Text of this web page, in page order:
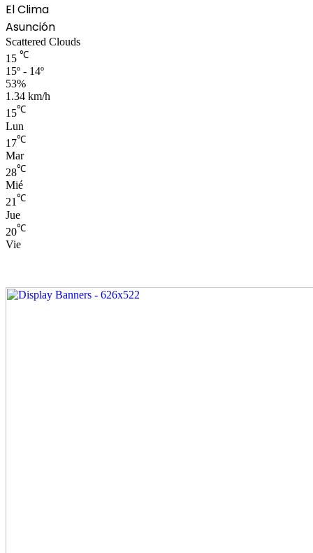
El Clima
Asunción
Scattered Clouds
15 ℃
15º - 14º
53%
1.34 km/h
15℃
Lun
17℃
Mar
28℃
Mié
21℃
Jue
20℃
Vie